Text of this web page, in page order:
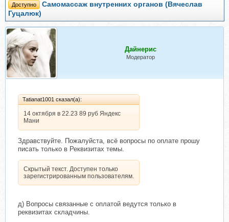
Доступно
Самомассаж внутренних органов (Вячеслав
Гуцалюк)
Дайнерис
Модератор
Tatianat1001 сказал(а):
14 октября в 22.23 89 руб Яндекс
Мани
Здравствуйте. Пожалуйста, всё вопросы по оплате прошу
писать только в Реквизитах темы.
Скрытый текст. Доступен только
зарегистрированным пользователям.
д) Вопросы связанные с оплатой ведутся только в
реквизитах складчины.